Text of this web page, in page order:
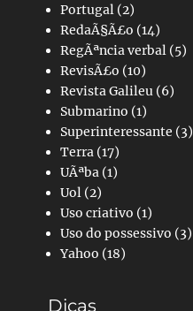
Portugal (2)
RedaÃ§Ã£o (14)
RegÃªncia verbal (5)
RevisÃ£o (10)
Revista Galileu (6)
Submarino (1)
Superinteressante (3)
Terra (17)
UÃªba (1)
Uol (2)
Uso criativo (1)
Uso do possessivo (3)
Yahoo (18)
Dicas